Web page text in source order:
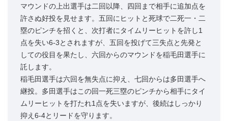
マウンドの上出選手は二回以降、四回まで相手に追加点を
許さぬ好投を見せます。五回にヒットと死球で二死一・二
塁のピンチを招くと、次打者にタイムリーヒットを許し1
点を失い6-3とされますが、五回を投げて三失点と先発と
しての役目を果たし、六回からのマウンドを稲毛田選手に
託します。
稲毛田選手は六回を無失点に抑え、七回からは多田選手へ
継投。多田選手はこの回一死三塁のピンチから相手にタイ
ムリーヒットを打たれ1点を失いますが、後続はしっかり
抑え6-4とリードを守ります。